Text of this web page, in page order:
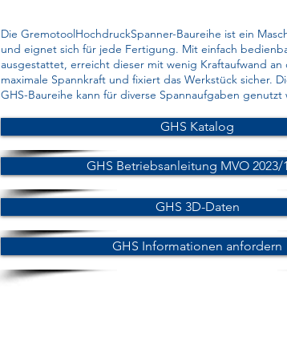
Die GremotoolHochdruckSpanner-Baureihe ist ein
und eignet sich für jede Fertigung. Mit einfach
ausgestattet, erreicht dieser mit wenig Kraftaufwand
maximale Spannkraft und fixiert das Werkstück sicher.
GHS-Baureihe kann für diverse Spannaufgaben genutzt
GHS Katalog
GHS Betriebsanleitung MVO 2023/
GHS 3D-Daten
GHS Informationen anfordern